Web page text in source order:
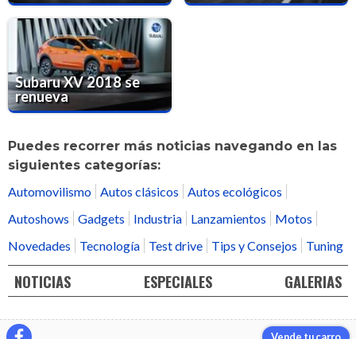
Subaru XV 2018 se
renueva
Puedes recorrer más noticias navegando en las
siguientes categorías:
Automovilismo Autos clásicos
Autos ecológicos
Autoshows
Gadgets Industria Lanzamientos
Motos
Novedades
Tecnología Test drive Tips y Consejos Tuning
NOTICIAS ESPECIALES GALERIAS